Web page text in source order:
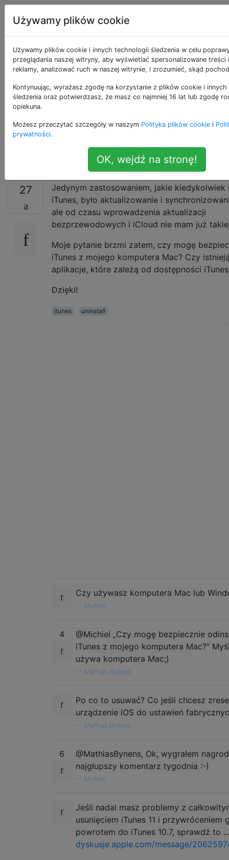
Apple Tagi
Czy mogę
bezpiecznie
odinstalować iTunes
z mojego komputera
27
Jedynym zastosowaniem, jakie kiedykolwiek
iTunes, było aktualizowanie i
ale od czasu wprowadzenia aktualizacji
bezprzewodowych i iCloud nie mam już
Moje pytanie brzmi zatem, czy mogę
iTunes z mojego komputera Mac? Czy
aplikacje, które zależą od dostępności
Dzięki!
itunes
uninstall
Czy używasz komputera Mac lub
Michiel
4
@Michiel „Czy mogę bezpiecznie
iTunes z mojego komputera Mac?”
używa komputera Mac;)
Mathias Bynens
Po co to usuwać? Co jeśli chcesz
urządzenie iOS do ustawień
Mathias Bynens
6
@MathiasBynens, Ok, wygrałem
najgłupszy komentarz tygodnia :-)
Michiel
Jeśli nadal masz problemy z
usunięciem iTunes 11 i przywróceniem
powrotem do iTunes 10.7, sprawdź to ...
dyskusje.apple.com/message/
Używamy plików cookie
Używamy plików cookie i innych technologii śledzenia w celu
przeglądania naszej witryny, aby wyświetlać spersonalizowane treści
reklamy, analizować ruch w naszej witrynie, i zrozumieć, skąd
Kontynuując, wyrażasz zgodę na korzystanie z plików cookie i
śledzenia oraz potwierdzasz, że masz co najmniej 16 lat lub zgodę
opiekuna.
Możesz przeczytać szczegóły w naszym Polityka plików cookie i
prywatności.
OK, wejdź na stronę!